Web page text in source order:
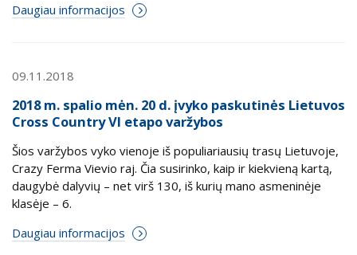
Daugiau informacijos
09.11.2018
2018 m. spalio mėn. 20 d. įvyko paskutinės Lietuvos
Cross Country VI etapo varžybos
Šios varžybos vyko vienoje iš populiariausių trasų Lietuvoje,
Crazy Ferma Vievio raj. Čia susirinko, kaip ir kiekvieną kartą,
daugybė dalyvių – net virš 130, iš kurių mano asmeninėje
klasėje – 6.
Daugiau informacijos